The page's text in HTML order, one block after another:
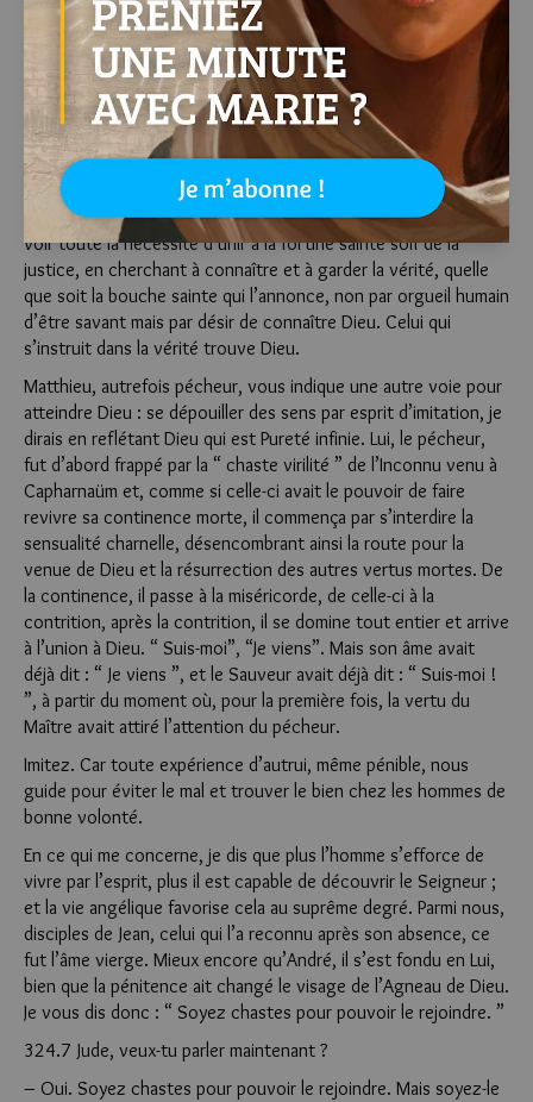
le Zélote a réaffirmé l’absolue nécessité de la foi pour
reconnaître en Jésus de Nazareth celui qui est au Ciel et sur la
terre, comme cela a été dit[42]. Et le Zélote avait besoin
d’une foi bien grande pour espérer aussi la guérison de son
corps incurable. C’est la raison pour laquelle il dit que la foi et
l’espérance sont les moyens de rencontrer le Fils de Dieu.
Jacques, le frère du Seigneur, parle de la puissance de la force
pour conserver ce que l’on a trouvé. La force empêche les
pièges du monde et de Satan d’ébranler notre foi. André fait
voir toute la nécessité d’unir à la foi une sainte soif de la
justice, en cherchant à connaître et à garder la vérité, quelle
que soit la bouche sainte qui l’annonce, non par orgueil humain
d’être savant mais par désir de connaître Dieu. Celui qui
s’instruit dans la vérité trouve Dieu.
Matthieu, autrefois pécheur, vous indique une autre voie pour
atteindre Dieu : se dépouiller des sens par esprit d’imitation, je
dirais en reflétant Dieu qui est Pureté infinie. Lui, le pécheur,
fut d’abord frappé par la “ chaste virilité ” de l’Inconnu venu à
Capharnaüm et, comme si celle-ci avait le pouvoir de faire
revivre sa continence morte, il commença par s’interdire la
sensualité charnelle, désencombrant ainsi la route pour la
venue de Dieu et la résurrection des autres vertus mortes. De
la continence, il passe à la miséricorde, de celle-ci à la
contrition, après la contrition, il se domine tout entier et arrive
à l’union à Dieu. “ Suis-moi”, “Je viens”. Mais son âme avait
déjà dit : “ Je viens ”, et le Sauveur avait déjà dit : “ Suis-moi !
”, à partir du moment où, pour la première fois, la vertu du
Maître avait attiré l’attention du pécheur.
Imitez. Car toute expérience d’autrui, même pénible, nous
guide pour éviter le mal et trouver le bien chez les hommes de
bonne volonté.
En ce qui me concerne, je dis que plus l’homme s’efforce de
vivre par l’esprit, plus il est capable de découvrir le Seigneur ;
et la vie angélique favorise cela au suprême degré. Parmi nous,
disciples de Jean, celui qui l’a reconnu après son absence, ce
fut l’âme vierge. Mieux encore qu’André, il s’est fondu en Lui,
bien que la pénitence ait changé le visage de l’Agneau de Dieu.
Je vous dis donc : “ Soyez chastes pour pouvoir le rejoindre. ”
324.7 Jude, veux-tu parler maintenant ?
– Oui. Soyez chastes pour pouvoir le rejoindre. Mais soyez-le